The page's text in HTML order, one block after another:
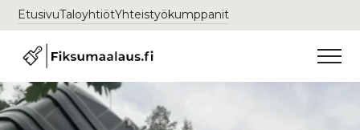
EtusivuTaloyhtiötYhteistyökumppanit